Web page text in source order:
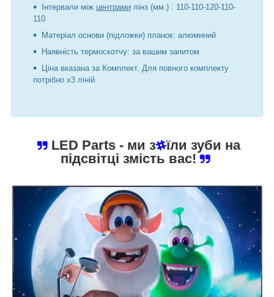
Інтервали між центрами лінз (мм.) : 110-110-120-110-
110
Матеріал основи (підложки) планок: алюминий
Наявність термоскотчу: за вашим запитом
Ціна вказана за Комплект. Для повного комплекту
потрібно х3 ліній.
LED Parts - ми з
їли зуби на
підсвітці змість вас!